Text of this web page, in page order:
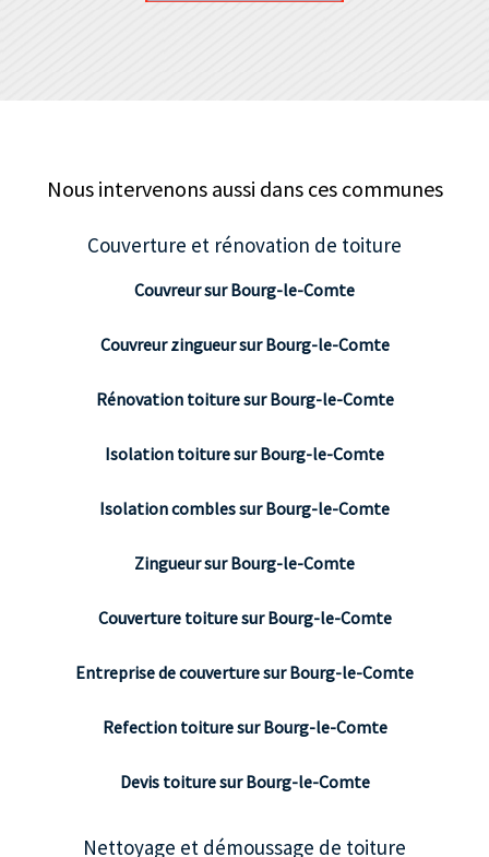
Nous intervenons aussi dans ces communes
Couverture et rénovation de toiture
Couvreur sur Bourg-le-Comte
Couvreur zingueur sur Bourg-le-Comte
Rénovation toiture sur Bourg-le-Comte
Isolation toiture sur Bourg-le-Comte
Isolation combles sur Bourg-le-Comte
Zingueur sur Bourg-le-Comte
Couverture toiture sur Bourg-le-Comte
Entreprise de couverture sur Bourg-le-Comte
Refection toiture sur Bourg-le-Comte
Devis toiture sur Bourg-le-Comte
Nettoyage et démoussage de toiture